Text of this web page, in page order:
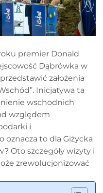
premier Donald
Dąbrówka w
założenia
Inicjatywa ta
wschodnich
względem
i
oznacza to dla Giżycka
Oto szczegóły wizyty i
zrewolucjonizować